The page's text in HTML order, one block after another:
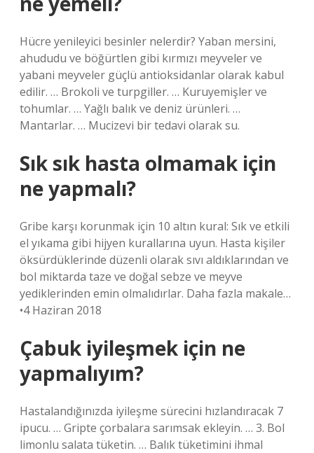
Hücre yenileyici besinler nelerdir? Yaban mersini,
ahududu ve böğürtlen gibi kırmızı meyveler ve
yabani meyveler güçlü antioksidanlar olarak kabul
edilir. … Brokoli ve turpgiller. … Kuruyemişler ve
tohumlar. … Yağlı balık ve deniz ürünleri. …
Mantarlar. … Mucizevi bir tedavi olarak su.
Sık sık hasta olmamak için
ne yapmalı?
Gribe karşı korunmak için 10 altın kural: Sık ve etkili
el yıkama gibi hijyen kurallarına uyun. Hasta kişiler
öksürdüklerinde düzenli olarak sıvı aldıklarından ve
bol miktarda taze ve doğal sebze ve meyve
yediklerinden emin olmalıdırlar. Daha fazla makale…
•4 Haziran 2018
Çabuk iyileşmek için ne
yapmalıyım?
Hastalandığınızda iyileşme sürecini hızlandıracak 7
ipucu. … Gripte çorbalara sarımsak ekleyin. … 3. Bol
limonlu salata tüketin. … Balık tüketimini ihmal